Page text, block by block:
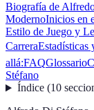
Biografía de
ModernoInicios en
Estilo de Juego y
CarreraEstadísticas
allá:FAQGlossario
Stéfano
Índice(10